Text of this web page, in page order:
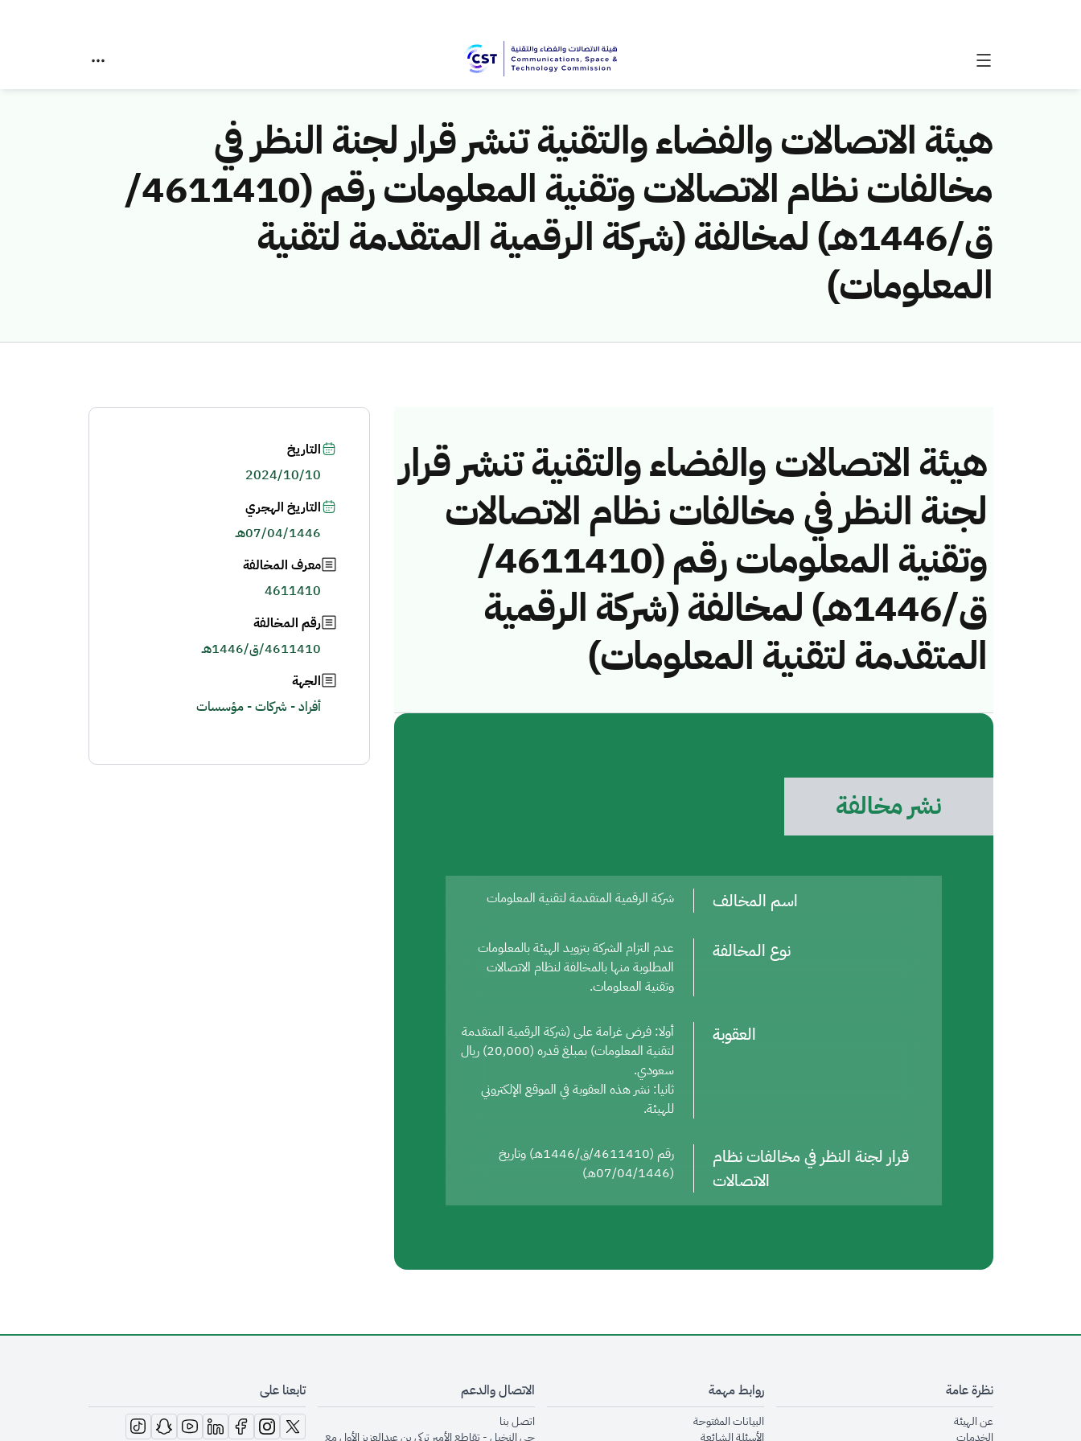
هيئة الاتصالات والفضاء والتقنية تنشر قرار لجنة النظر في
مخالفات نظام الاتصالات وتقنية المعلومات رقم (4611410/
ق/1446هـ) لمخالفة (شركة الرقمية المتقدمة لتقنية
المعلومات)
هيئة الاتصالات والفضاء والتقنية تنشر قرار
لجنة النظر في مخالفات نظام الاتصالات
وتقنية المعلومات رقم (4611410/
ق/1446هـ) لمخالفة (شركة الرقمية
المتقدمة لتقنية المعلومات)
نشر مخالفة
اسم المخالف شركة الرقمية المتقدمة لتقنية المعلومات
نوع المخالفة
عدم التزام الشركة بتزويد الهيئة بالمعلومات
المطلوبة منها بالمخالفة لنظام الاتصالات
وتقنية المعلومات.
العقوبة
أولا: فرض غرامة على (شركة الرقمية المتقدمة
لتقنية المعلومات) بمبلغ قدره (20,000) ريال
سعودي.
ثانيا: نشر هذه العقوبة في الموقع الإلكتروني
للهيئة.
قرار لجنة النظر في مخالفات نظام
الاتصالات
رقم (4611410/ق/1446هـ) وتاريخ
(07/04/1446هـ)
التاريخ
2024/10/10
التاريخ الهجري
07/04/1446هـ
معرف المخالفة
4611410
رقم المخالفة
4611410/ق/1446هـ
الجهة
أفراد - شركات - مؤسسات
نظرة عامة
عن الهيئةopens in new window
الخدماتopens in new window
روابط مهمة
البيانات المفتوحةopens in new window
الأسئلة الشائعةopens in new window
الاتصال والدعم
اتصل بنا
حي النخيل - تقاطع الأمير تركي بن عبدالعزيز الأول مع
تابعنا على
opens in new window
opens in new window
opens in new window
opens in new window
opens in new window
opens in new window
opens in new window